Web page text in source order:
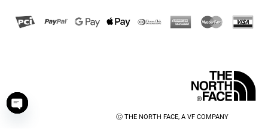
Ⓒ THE NORTH FACE, A VF COMPANY